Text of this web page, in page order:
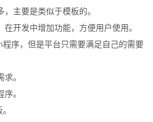
主要是类似于模板的。
开发中增加功能，方便用户使用。
序，但是平台只需要满足自己的需要
。
。